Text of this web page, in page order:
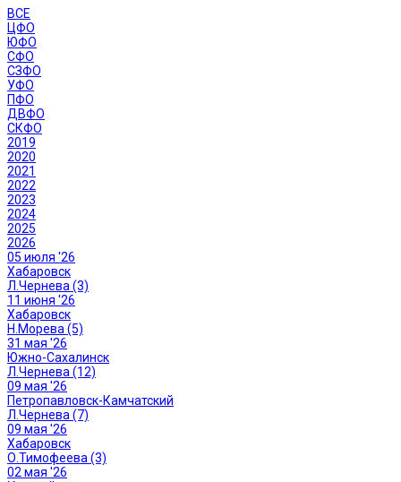
ВСЕ
ЦФО
ЮФО
СФО
СЗФО
УФО
ПФО
ДВФО
СКФО
2019
2020
2021
2022
2023
2024
2025
2026
05 июля '26
Хабаровск
Л.Чернева (3)
11 июня '26
Хабаровск
Н.Морева (5)
31 мая '26
Южно-Сахалинск
Л.Чернева (12)
09 мая '26
Петропавловск-Камчатский
Л.Чернева (7)
09 мая '26
Хабаровск
О.Тимофеева (3)
02 мая '26